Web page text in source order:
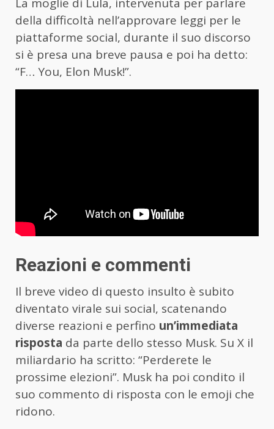
La moglie di Lula, intervenuta per parlare
della difficoltà nell’approvare leggi per le
piattaforme social, durante il suo discorso
si è presa una breve pausa e poi ha detto:
“F… You, Elon Musk!”.
Reazioni e commenti
Il breve video di questo insulto è subito
diventato virale sui social, scatenando
diverse reazioni e perfino un’immediata
risposta da parte dello stesso Musk. Su X il
miliardario ha scritto: “Perderete le
prossime elezioni”. Musk ha poi condito il
suo commento di risposta con le emoji che
ridono.